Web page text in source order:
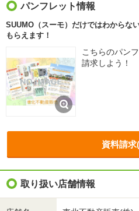
パンフレット情報
SUUMO（スーモ）だけではわからな
もらえます！
こちらのパン
請求しよう！
資料請求
取り扱い店舗情報